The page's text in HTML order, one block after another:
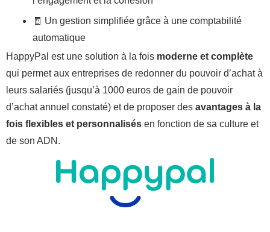
🧾 Un gestion simplifiée grâce à une comptabilité
automatique
HappyPal est une solution à la fois moderne et complète
qui permet aux entreprises de redonner du pouvoir d’achat à
leurs salariés (jusqu’à 1000 euros de gain de pouvoir
d’achat annuel constaté) et de proposer des avantages à la
fois flexibles et personnalisés en fonction de sa culture et
de son ADN.